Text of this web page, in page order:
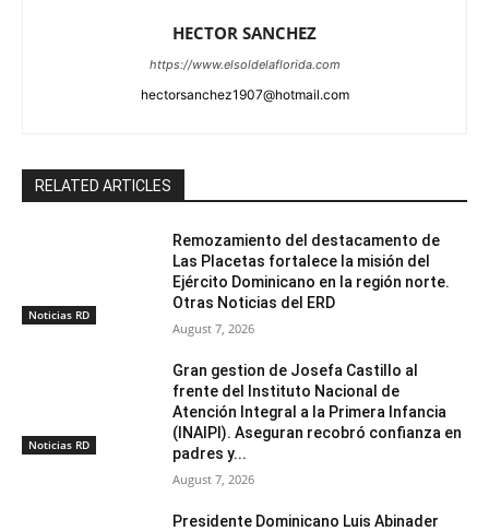
HECTOR SANCHEZ
https://www.elsoldelaflorida.com
hectorsanchez1907@hotmail.com
RELATED ARTICLES
Noticias RD
Remozamiento del destacamento de
Las Placetas fortalece la misión del
Ejército Dominicano en la región norte.
Otras Noticias del ERD
August 7, 2026
Noticias RD
Gran gestion de Josefa Castillo al
frente del Instituto Nacional de
Atención Integral a la Primera Infancia
(INAIPI). Aseguran recobró confianza en
padres y...
August 7, 2026
Presidente Dominicano Luis Abinader